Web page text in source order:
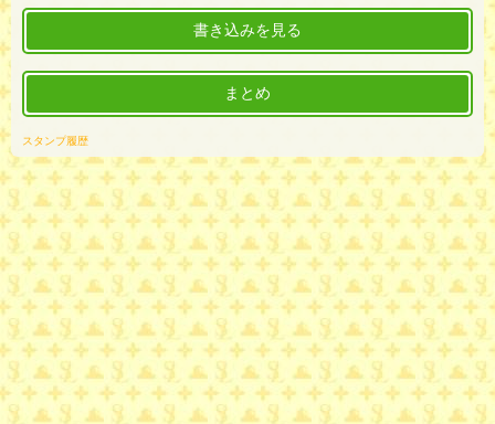
書き込みを見る
まとめ
スタンプ履歴